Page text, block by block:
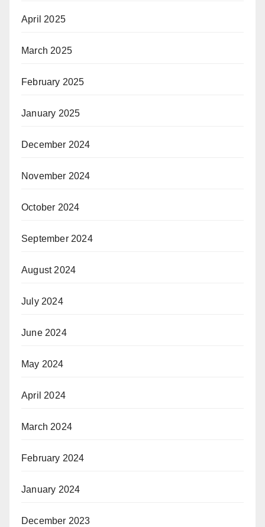
April 2025
March 2025
February 2025
January 2025
December 2024
November 2024
October 2024
September 2024
August 2024
July 2024
June 2024
May 2024
April 2024
March 2024
February 2024
January 2024
December 2023